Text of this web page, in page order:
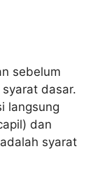
sebelum
dasar.
langsung
dan
syarat